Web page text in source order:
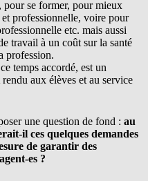
pour se former, pour mieux
professionnelle, voire pour
etc. mais aussi
travail à un coût sur la santé
profession.
temps accordé, est un
aux élèves et au service
une question de fond : au
il ces quelques demandes
de garantir des
es ?